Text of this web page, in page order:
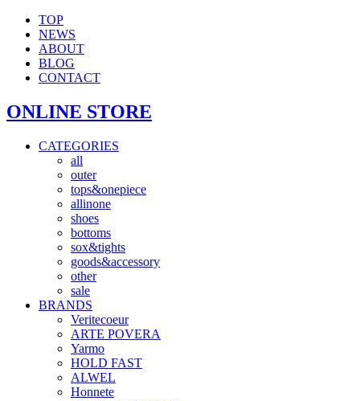
TOP
NEWS
ABOUT
BLOG
CONTACT
ONLINE STORE
CATEGORIES
all
outer
tops&onepiece
allinone
shoes
bottoms
sox&tights
goods&accessory
other
sale
BRANDS
Veritecoeur
ARTE POVERA
Yarmo
HOLD FAST
ALWEL
Honnete